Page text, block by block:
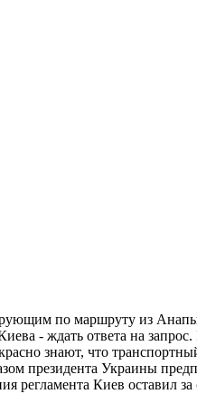
по маршруту из
- ждать ответа на
знают, что
президента Украины
регламента Киев оставил за